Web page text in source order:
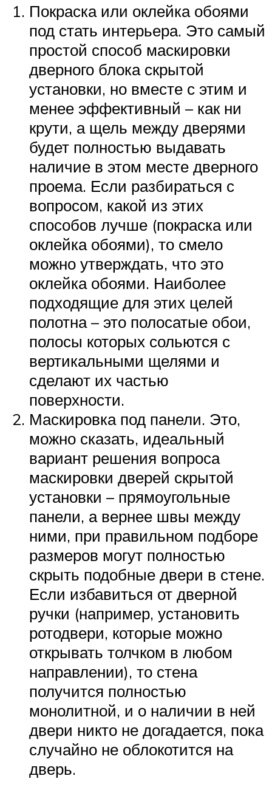
Покраска или оклейка обоями
под стать интерьера. Это самый
простой способ маскировки
дверного блока скрытой
установки, но вместе с этим и
менее эффективный – как ни
крути, а щель между дверями
будет полностью выдавать
наличие в этом месте дверного
проема. Если разбираться с
вопросом, какой из этих
способов лучше (покраска или
оклейка обоями), то смело
можно утверждать, что это
оклейка обоями. Наиболее
подходящие для этих целей
полотна – это полосатые обои,
полосы которых сольются с
вертикальными щелями и
сделают их частью
поверхности.
Маскировка под панели. Это,
можно сказать, идеальный
вариант решения вопроса
маскировки дверей скрытой
установки – прямоугольные
панели, а вернее швы между
ними, при правильном подборе
размеров могут полностью
скрыть подобные двери в стене.
Если избавиться от дверной
ручки (например, установить
ротодвери, которые можно
открывать толчком в любом
направлении), то стена
получится полностью
монолитной, и о наличии в ней
двери никто не догадается, пока
случайно не облокотится на
дверь.